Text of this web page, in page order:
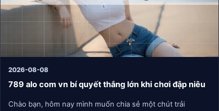
2026-08-08
789 alo com vn bí quyết thắng lớn khi chơi đập niêu
Chào bạn, hôm nay mình muốn chia sẻ một chút trải